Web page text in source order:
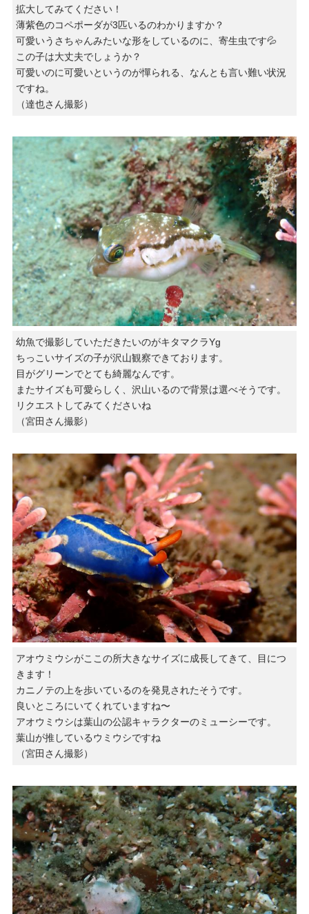
拡大してみてください！
薄紫色のコペポーダが3匹いるのわかりますか？
可愛いうさちゃんみたいな形をしているのに、寄生虫です💦
この子は大丈夫でしょうか？
可愛いのに可愛いというのが憚られる、なんとも言い難い状況
ですね。
（達也さん撮影）
幼魚で撮影していただきたいのがキタマクラYg
ちっこいサイズの子が沢山観察できております。
目がグリーンでとても綺麗なんです。
またサイズも可愛らしく、沢山いるので背景は選べそうです。
リクエストしてみてくださいね
（宮田さん撮影）
アオウミウシがここの所大きなサイズに成長してきて、目につ
きます！
カニノテの上を歩いているのを発見されたそうです。
良いところにいてくれていますね〜
アオウミウシは葉山の公認キャラクターのミューシーです。
葉山が推しているウミウシですね
（宮田さん撮影）